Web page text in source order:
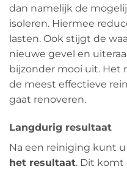
dan namelijk de
isoleren. Hiermee
lasten. Ook stijgt de
nieuwe gevel en
bijzonder mooi uit. Het
de meest effectieve
gaat renoveren.
Langdurig resultaat
Na een reiniging kunt u
het resultaat. Dit komt